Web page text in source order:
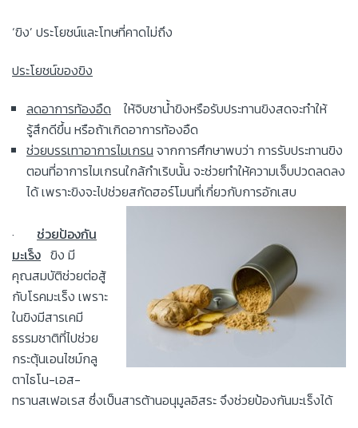
‘ขิง’ ประโยชน์และโทษที่คาดไม่ถึง
ประโยชน์ของขิง
ลดอาการท้องอืด ให้จิบชาน้ำขิงหรือรับประทานขิงสดจะทำให้
รู้สึกดีขึ้น หรือถ้าเกิดอาการท้องอืด
ช่วยบรรเทาอาการไมเกรน จากการศึกษาพบว่า การรับประทานขิง
ตอนที่อาการไมเกรนใกล้กำเริบนั้น จะช่วยทำให้ความเจ็บปวดลดลง
ได้ เพราะขิงจะไปช่วยสกัดฮอร์โมนที่เกี่ยวกับการอักเสบ
· ช่วยป้องกัน
มะเร็ง ขิง มี
คุณสมบัติช่วยต่อสู้
กับโรคมะเร็ง เพราะ
ในขิงมีสารเคมี
ธรรมชาติที่ไปช่วย
กระตุ้นเอนไซม์กลู
ตาไธโน-เอส-
ทรานสเฟอเรส ซึ่งเป็นสารต้านอนุมูลอิสระ จึงช่วยป้องกันมะเร็งได้